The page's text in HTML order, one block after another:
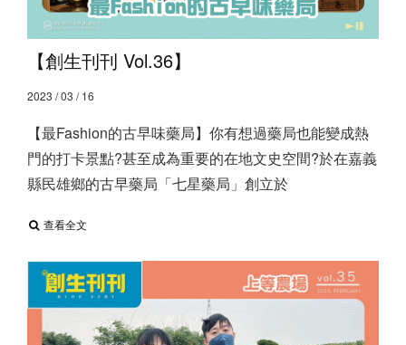
【創生刊刊 Vol.36】
2023 / 03 / 16
【最Fashion的古早味藥局】 ​ 你有想過藥局也能變成熱
門的打卡景點?甚至成為重要的在地文史空間? ​ 於在嘉義
縣民雄鄉的古早藥局「七星藥局」創立於
查看全文